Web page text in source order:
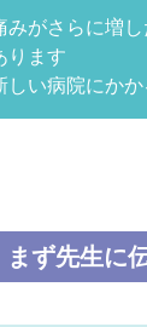
がさらに増し
ります
い病院にか
まず先生に